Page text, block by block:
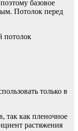
базовое
Потолок перед
потолок
только в
так как пленочное
растяжения